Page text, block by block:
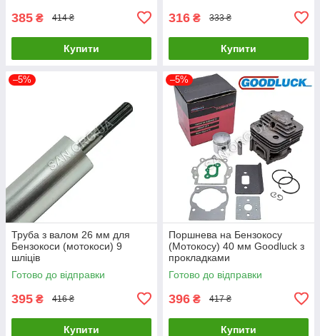
385 ₴ 414 ₴
Купити
316 ₴ 333 ₴
Купити
–5%
Труба з валом 26 мм для
Бензокоси (мотокоси) 9
шліців
Готово до відправки
395 ₴ 416 ₴
Купити
–5%
Поршнева на Бензокосу
(Мотокосу) 40 мм Goodluck з
прокладками
Готово до відправки
396 ₴ 417 ₴
Купити